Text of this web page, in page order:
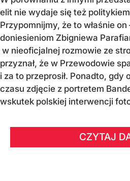
elit nie wydaje się też
Przypomnijmy, że to właśnie
doniesieniom Zbigniewa
w nieoficjalnej rozmowie ze
przyznał, że w Przewodowie
i za to przeprosił. Ponadto, gdy
czasu zdjęcie z portretem
wskutek polskiej interwencji
CZYTAJ